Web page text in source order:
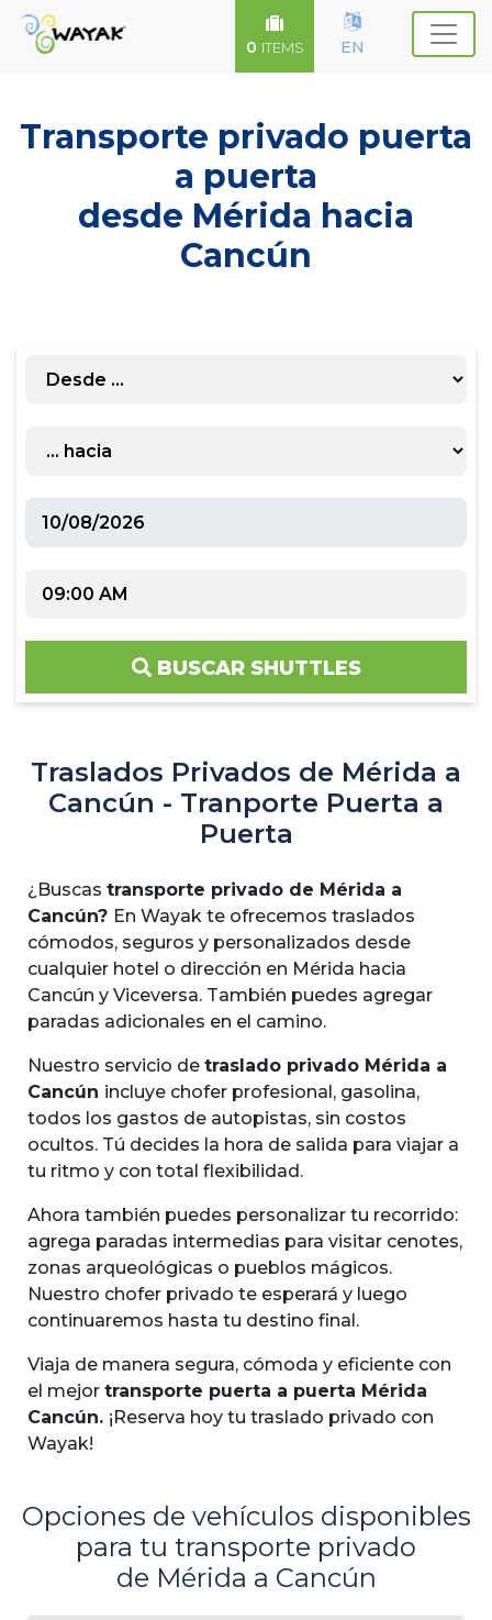
0 ITEMS EN
Transporte privado puerta
a puerta
desde Mérida hacia
Cancún
BUSCAR SHUTTLES
Traslados Privados de Mérida a
Cancún - Tranporte Puerta a
Puerta
¿Buscastransporte privado de Mérida a
Cancún? En Wayak te ofrecemos traslados
cómodos, seguros y personalizados desde
cualquier hotel o dirección en Mérida hacia
Cancún y Viceversa. También puedes agregar
paradas adicionales en el camino.
Nuestro servicio detraslado privado Mérida a
Cancún incluye chofer profesional, gasolina,
todos los gastos de autopistas, sin costos
ocultos. Tú decides la hora de salida para viajar a
tu ritmo y con total flexibilidad.
Ahora también puedes personalizar tu recorrido:
agrega paradas intermedias para visitar cenotes,
zonas arqueológicas o pueblos mágicos.
Nuestro chofer privado te esperará y luego
continuaremos hasta tu destino final.
Viaja de manera segura, cómoda y eficiente con
el mejortransporte puerta a puerta Mérida
Cancún. ¡Reserva hoy tu traslado privado con
Wayak!
Opciones de vehículos disponibles
para tu transporte privado
de Mérida a Cancún